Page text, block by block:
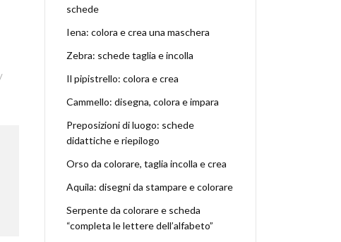
schede
Iena: colora e crea una maschera
Zebra: schede taglia e incolla
Il pipistrello: colora e crea
Cammello: disegna, colora e impara
Preposizioni di luogo: schede
didattiche e riepilogo
Orso da colorare, taglia incolla e crea
Aquila: disegni da stampare e colorare
Serpente da colorare e scheda
“completa le lettere dell’alfabeto”